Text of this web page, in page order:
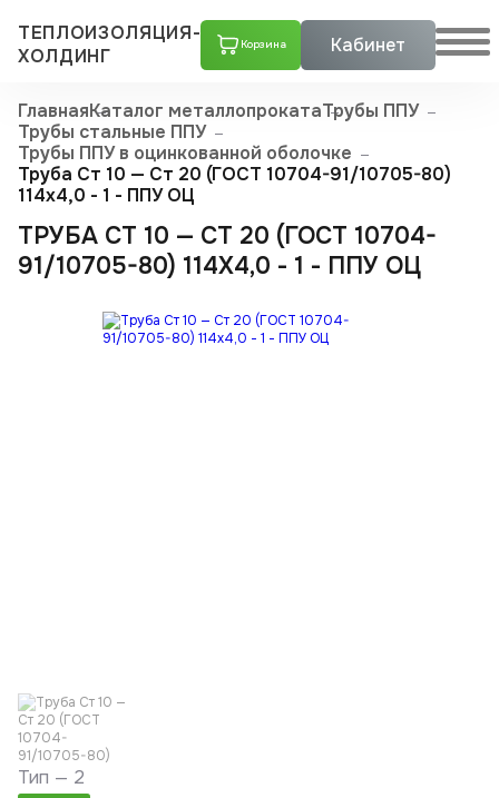
ТЕПЛОИЗОЛЯЦИЯ-
ХОЛДИНГ
Корзина Кабинет
ГлавнаяКаталог металлопрокатаТрубы ППУ
Трубы стальные ППУ
Трубы ППУ в оцинкованной оболочке
Труба Ст 10 — Ст 20 (ГОСТ 10704-91/10705-80)
114x4,0 - 1 - ППУ ОЦ
ТРУБА СТ 10 — СТ 20 (ГОСТ 10704-
91/10705-80) 114X4,0 - 1 - ППУ ОЦ
Тип — 2